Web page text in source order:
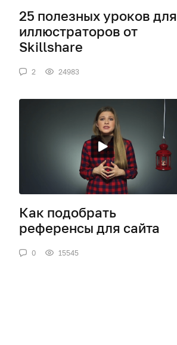
25 полезных уроков для
иллюстраторов от
Skillshare
2 24983
Как подобрать
референсы для сайта
0 15545